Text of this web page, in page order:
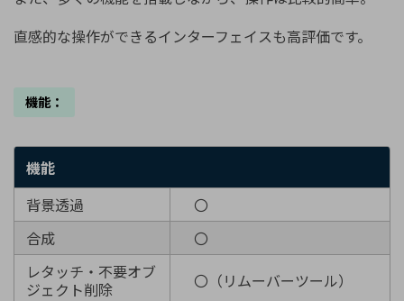
直感的な操作ができるインターフェイスも高評価です。
機能：
機能
背景透過
〇
合成
〇
レタッチ・不要オブ
ジェクト削除
〇（リムーバーツール）